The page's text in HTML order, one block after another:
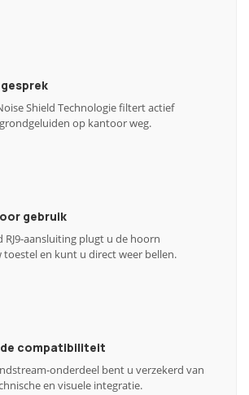
Shield Technologie filtert actief
op kantoor weg.
gebruik
RJ9-aansluiting plugt u de hoorn
en kunt u direct weer bellen.
compatibiliteit
onderdeel bent u verzekerd van
en visuele integratie.